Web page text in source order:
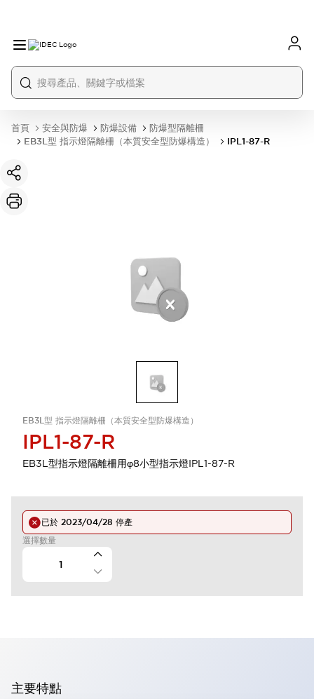
首頁 安全與防爆 防爆設備
防爆型隔離柵
EB3L型 指示燈隔離柵（本質安全型防爆構造）
IPL1-87-R
EB3L型 指示燈隔離柵（本質安全型防爆構造）
IPL1-87-R
EB3L型指示燈隔離柵用φ8小型指示燈IPL1-87-R
已於 2023/04/28 停產
選擇數量
主要特點